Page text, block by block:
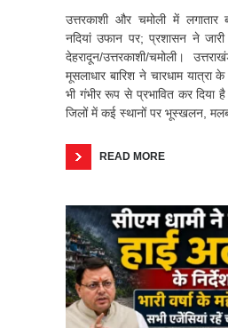
उत्तरकाशी और चमोली में लगातार
नदियां उफान पर; प्रशासन ने जारी
देहरादून/उत्तरकाशी/चमोली।
मूसलाधार बारिश ने चारधाम
भी गंभीर रूप से प्रभावित कर दिया
जिलों में कई स्थानों पर भूस्खलन,
READ MORE